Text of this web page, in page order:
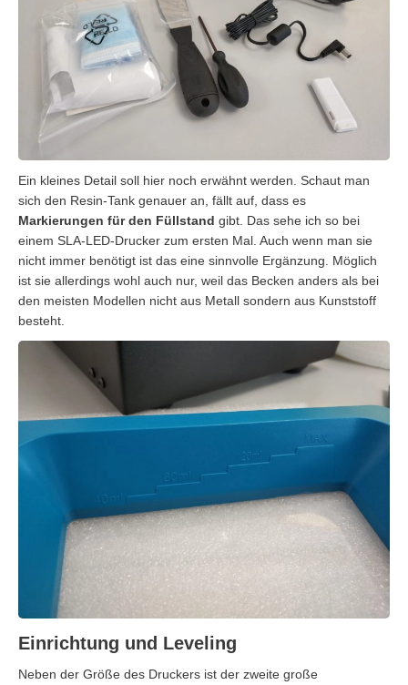
Ein kleines Detail soll hier noch erwähnt werden. Schaut man
sich den Resin-Tank genauer an, fällt auf, dass es
Markierungen für den Füllstand gibt. Das sehe ich so bei
einem SLA-LED-Drucker zum ersten Mal. Auch wenn man sie
nicht immer benötigt ist das eine sinnvolle Ergänzung. Möglich
ist sie allerdings wohl auch nur, weil das Becken anders als bei
den meisten Modellen nicht aus Metall sondern aus Kunststoff
besteht.
Einrichtung und Leveling
Neben der Größe des Druckers ist der zweite große